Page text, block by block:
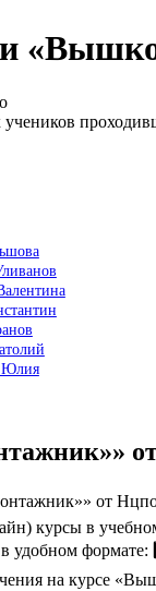
Юлия
от
курсы в
на курсе